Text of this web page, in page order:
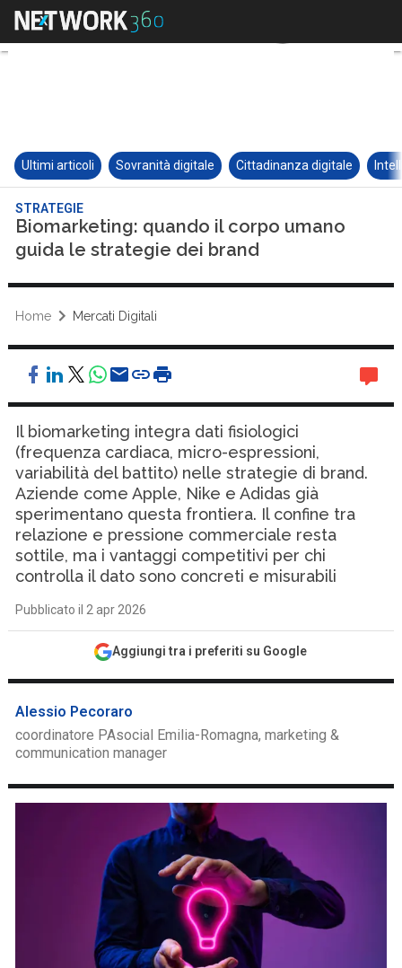
Ultimi articoli Sovranità digitale Cittadinanza digitale
STRATEGIE
Biomarketing: quando il corpo umano
guida le strategie dei brand
Home Mercati Digitali
Il biomarketing integra dati fisiologici
(frequenza cardiaca, micro-espressioni,
variabilità del battito) nelle strategie di brand.
Aziende come Apple, Nike e Adidas già
sperimentano questa frontiera. Il confine tra
relazione e pressione commerciale resta
sottile, ma i vantaggi competitivi per chi
controlla il dato sono concreti e misurabili
Pubblicato il 2 apr 2026
Aggiungi tra i preferiti su Google
Alessio Pecoraro
coordinatore PAsocial Emilia-Romagna, marketing &
communication manager